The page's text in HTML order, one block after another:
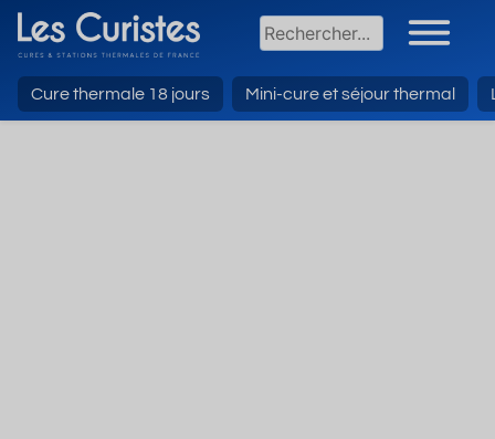
Cure thermale 18 jours Mini-cure et séjour thermal